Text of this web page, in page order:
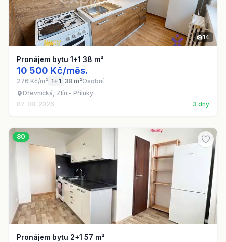
14
Pronájem bytu 1+1 38 m²
10 500 Kč/měs.
276 Kč/m² 1+1 38 m²Osobní
Dřevnická, Zlín - Příluky
07. 08. 2026
3 dny
80
Pronájem bytu 2+1 57 m²